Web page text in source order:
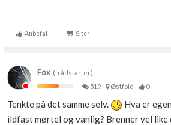
Anbefal Siter
Fox (trådstarter)
519
Østfold 0
Tenkte på det samme selv.
Hva er
ildfast mørtel og vanlig? Brenner vel like